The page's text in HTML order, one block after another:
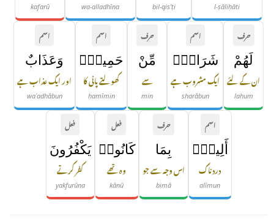
l-ṣāliḥāti
bil-qis'ṭi
wa-alladhīna
kafarū
حرف
لَهُمْ
ان کے لئے
lahum
اسم
شَرَابٌۭ
ایک مشروب ہے
sharābun
حرف
مِّنْ
سے
min
اسم
حَمِيمٍۢ
کھولتے پانی کا
ḥamīmin
اسم
وَعَذَابٌ
اور ایک عذاب ہے
waʿadhābun
اسم
أَلِيمٌۢ
دردناک
alīmun
حرف
بِمَا
اس وجہ سے جو
bimā
فعل
كَانُوا۟
وہ تھے
kānū
فعل
يَكْفُرُونَ
کفر کرتے
yakfurūna